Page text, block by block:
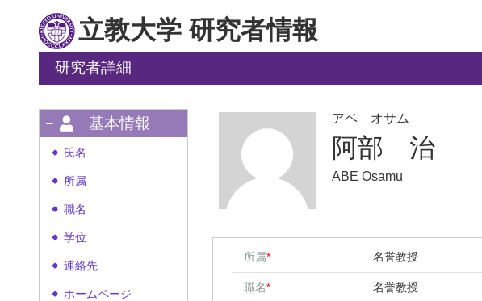
立教大学 研究者情報
研究者詳細
基本情報
◆ 氏名
◆ 所属
◆ 職名
◆ 学位
◆ 連絡先
◆ ホームページ
アベ オサム
阿部 治
ABE Osamu
所属* 名誉教授
職名* 名誉教授